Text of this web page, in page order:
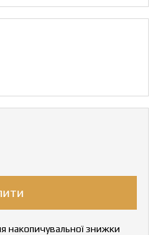
накопичувальної знижки